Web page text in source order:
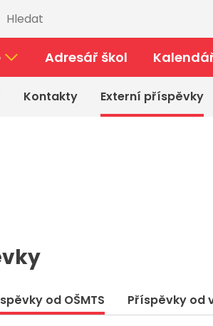
Adresář škol
Kontakty Externí příspěvky
od OŠMTS Příspěvky od